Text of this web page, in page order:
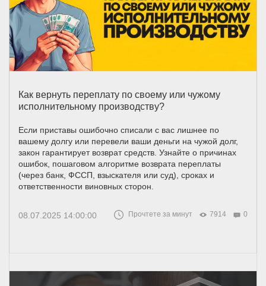
Как вернуть переплату по своему или чужому
исполнительному производству?
Если приставы ошибочно списали с вас лишнее по
вашему долгу или перевели ваши деньги на чужой долг,
закон гарантирует возврат средств. Узнайте о причинах
ошибок, пошаговом алгоритме возврата переплаты
(через банк, ФССП, взыскателя или суд), сроках и
ответственности виновных сторон.
08.07.2025 14:00:00 Прочтете за минут 7914 0